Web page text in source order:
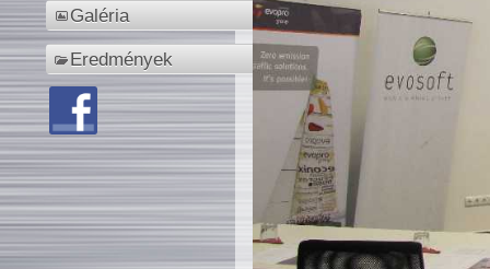
Galéria
Eredmények